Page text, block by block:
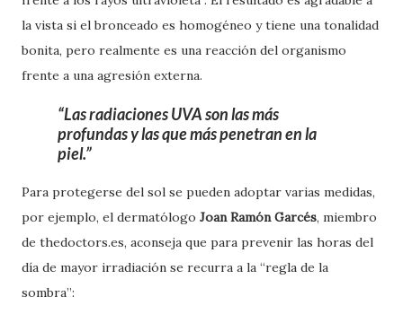
la vista si el bronceado es homogéneo y tiene una tonalidad
bonita, pero realmente es una reacción del organismo
frente a una agresión externa.
Las radiaciones UVA son las más
profundas y las que más penetran en la
piel.
Para protegerse del sol se pueden adoptar varias medidas,
por ejemplo, el dermatólogo Joan Ramón Garcés, miembro
de thedoctors.es, aconseja que para prevenir las horas del
día de mayor irradiación se recurra a la “regla de la
sombra”: